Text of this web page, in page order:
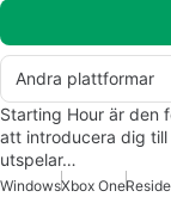
Andra plattformar
Starting Hour är den
att introducera dig till
utspelar…
WindowsXbox One